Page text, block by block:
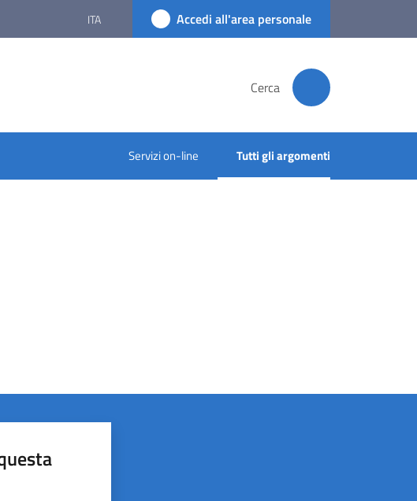
ITA Accedi all'area personale
Cerca
Servizi on-line Tutti gli argomenti
Menu selezionato